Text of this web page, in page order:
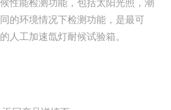
性能检测功能，包括太阳光照，潮
的环境情况下检测功能，是最可
人工加速氙灯耐候试验箱。